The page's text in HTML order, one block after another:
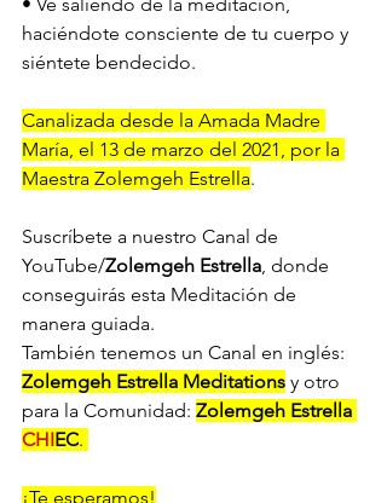
haciéndote consciente de tu cuerpo y
siéntete bendecido.
Canalizada desde la Amada Madre
María, el 13 de marzo del 2021, por la
Maestra Zolemgeh Estrella.
Suscríbete a nuestro Canal de
YouTube/Zolemgeh Estrella, donde
conseguirás esta Meditación de
manera guiada.
También tenemos un Canal en inglés:
Zolemgeh Estrella Meditations y otro
para la Comunidad: Zolemgeh Estrella
CHIEC.
¡Te esperamos!